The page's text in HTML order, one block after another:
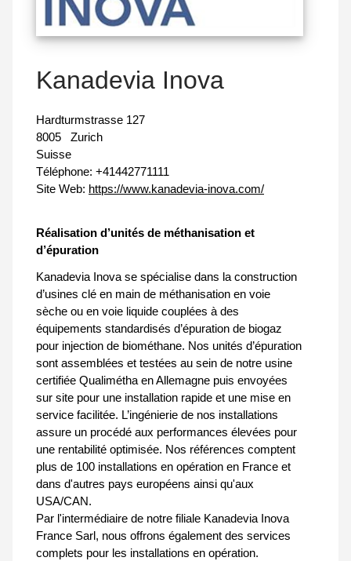
Kanadevia Inova
Hardturmstrasse 127
8005
Zurich
Suisse
Téléphone: +41442771111
Site Web: https://www.kanadevia-inova.com/
Réalisation d’unités de méthanisation et
d’épuration
Kanadevia Inova se spécialise dans la construction
d’usines clé en main de méthanisation en voie
sèche ou en voie liquide couplées à des
équipements standardisés d’épuration de biogaz
pour injection de biométhane. Nos unités d’épuration
sont assemblées et testées au sein de notre usine
certifiée Qualimétha en Allemagne puis envoyées
sur site pour une installation rapide et une mise en
service facilitée. L’ingénierie de nos installations
assure un procédé aux performances élevées pour
une rentabilité optimisée. Nos références comptent
plus de 100 installations en opération en France et
dans d'autres pays européens ainsi qu'aux
USA/CAN.
Par l'intermédiaire de notre filiale Kanadevia Inova
France Sarl, nous offrons également des services
complets pour les installations en opération.